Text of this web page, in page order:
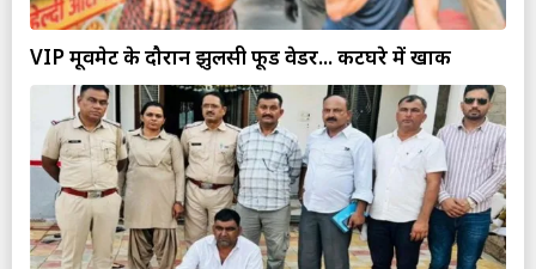
VIP मूवमेट के दौरान झुलसी फूड वेडर... कटघरे में खाकी